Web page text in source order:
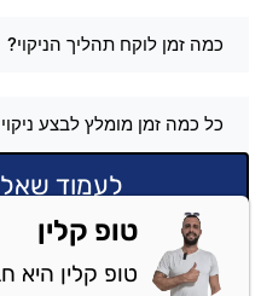
כמה זמן לוקח תהליך הניקוי?
כל כמה זמן מומלץ לבצע ניקוי
לעמוד
טופ קלין
טופ קלין היא